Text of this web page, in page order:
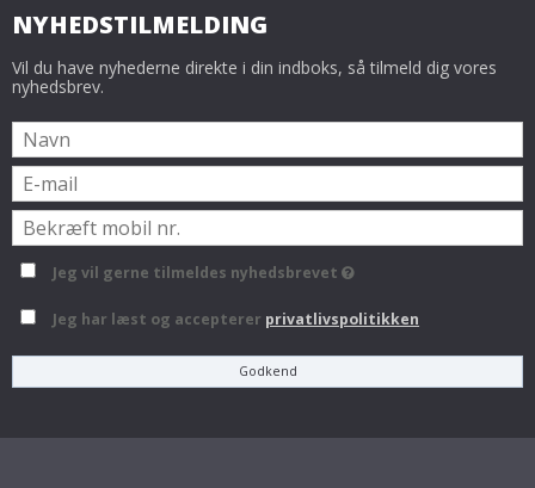
NYHEDSTILMELDING
Vil du have nyhederne direkte i din indboks, så tilmeld dig vores
nyhedsbrev.
Jeg vil gerne tilmeldes nyhedsbrevet
Jeg har læst og accepterer privatlivspolitikken
Godkend